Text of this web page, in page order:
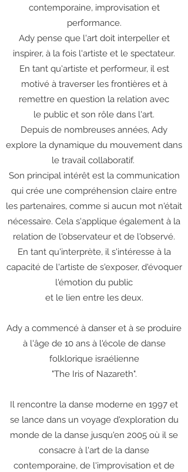
contemporaine, improvisation et
performance.
Ady pense que l'art doit interpeller et
inspirer, à la fois l'artiste et le spectateur.
En tant qu'artiste et performeur, il est
motivé à traverser les frontières et à
remettre en question la relation avec
le public et son rôle dans l'art.
Depuis de nombreuses années, Ady
explore la dynamique du mouvement dans
le travail collaboratif.
Son principal intérêt est la communication
qui crée une compréhension claire entre
les partenaires, comme si aucun mot n'était
nécessaire. Cela s'applique également à la
relation de l'observateur et de l'observé.
En tant qu'interprète, il s'intéresse à la
capacité de l'artiste de s'exposer, d'évoquer
l'émotion du public
et le lien entre les deux.
Ady a commencé à danser et à se produire
à l'âge de 10 ans à l'école de danse
folklorique israélienne
"The Iris of Nazareth".
Il rencontre la danse moderne en 1997 et
se lance dans un voyage d'exploration du
monde de la danse jusqu'en 2005 où il se
consacre à l'art de la danse
contemporaine, de l'improvisation et de